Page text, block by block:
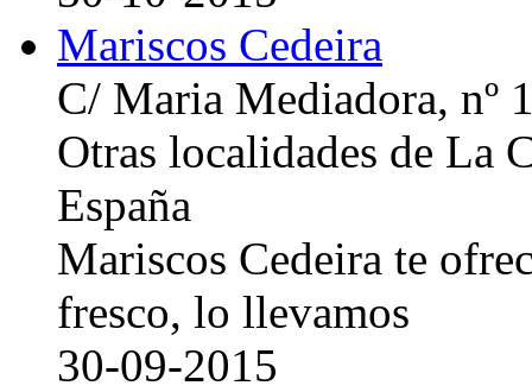
Mariscos Cedeira
C/ Maria Mediadora, nº
Otras localidades de La
España
Mariscos Cedeira te
fresco, lo llevamos
30-09-2015